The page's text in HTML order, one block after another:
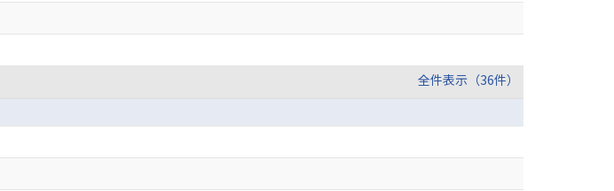
全件表示（36件）